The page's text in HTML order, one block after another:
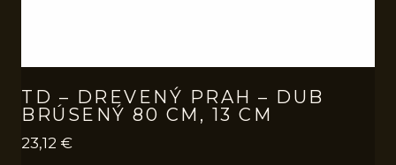
TD – DREVENÝ PRAH – DUB
BRÚSENÝ 80 CM, 13 CM
23,12 €